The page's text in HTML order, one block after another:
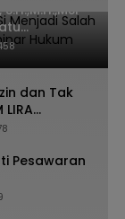
Seminar
Di RSUD
dan Tak
LIRA
de
Pesawaran